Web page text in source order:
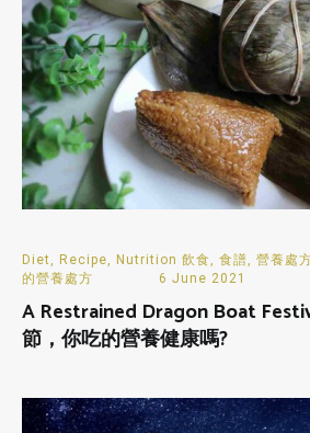
Diet, Recipe, Nutrition 飲食, 食譜, 營養處
的營養處方
6 June 2021
A Restrained Dragon Boat
節，你吃的營養健康嗎?